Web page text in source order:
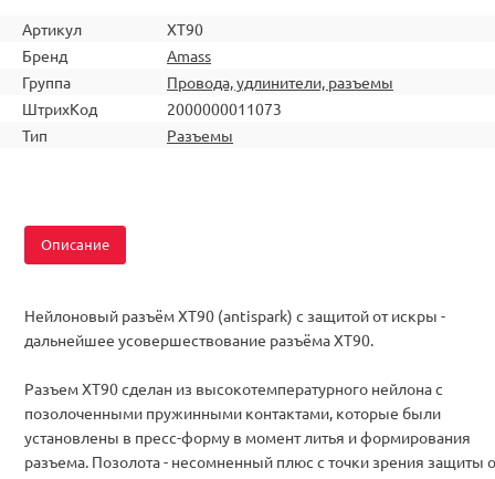
Артикул
XT90
Бренд
Amass
Группа
Провода, удлинители, разъемы
ШтрихКод
2000000011073
Тип
Разъемы
Описание
Нейлоновый разъём XT90 (antispark) с защитой от искры -
дальнейшее усовершествование разъёма XT90.
Разъем ХT90 сделан из высокотемпературного нейлона с
позолоченными пружинными контактами, которые были
установлены в пресс-форму в момент литья и формирования
разъема. Позолота - несомненный плюс с точки зрения защиты